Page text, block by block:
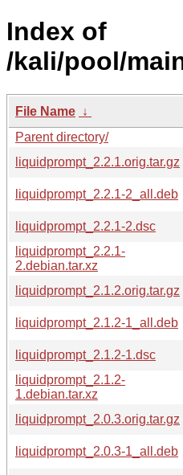
Index of
/kali/pool/
File Name ↓
Parent directory/
liquidprompt_2.2.1.orig.tar.gz
liquidprompt_2.2.1-2_all.deb
liquidprompt_2.2.1-2.dsc
liquidprompt_2.2.1-
2.debian.tar.xz
liquidprompt_2.1.2.orig.tar.gz
liquidprompt_2.1.2-1_all.deb
liquidprompt_2.1.2-1.dsc
liquidprompt_2.1.2-
1.debian.tar.xz
liquidprompt_2.0.3.orig.tar.gz
liquidprompt_2.0.3-1_all.deb